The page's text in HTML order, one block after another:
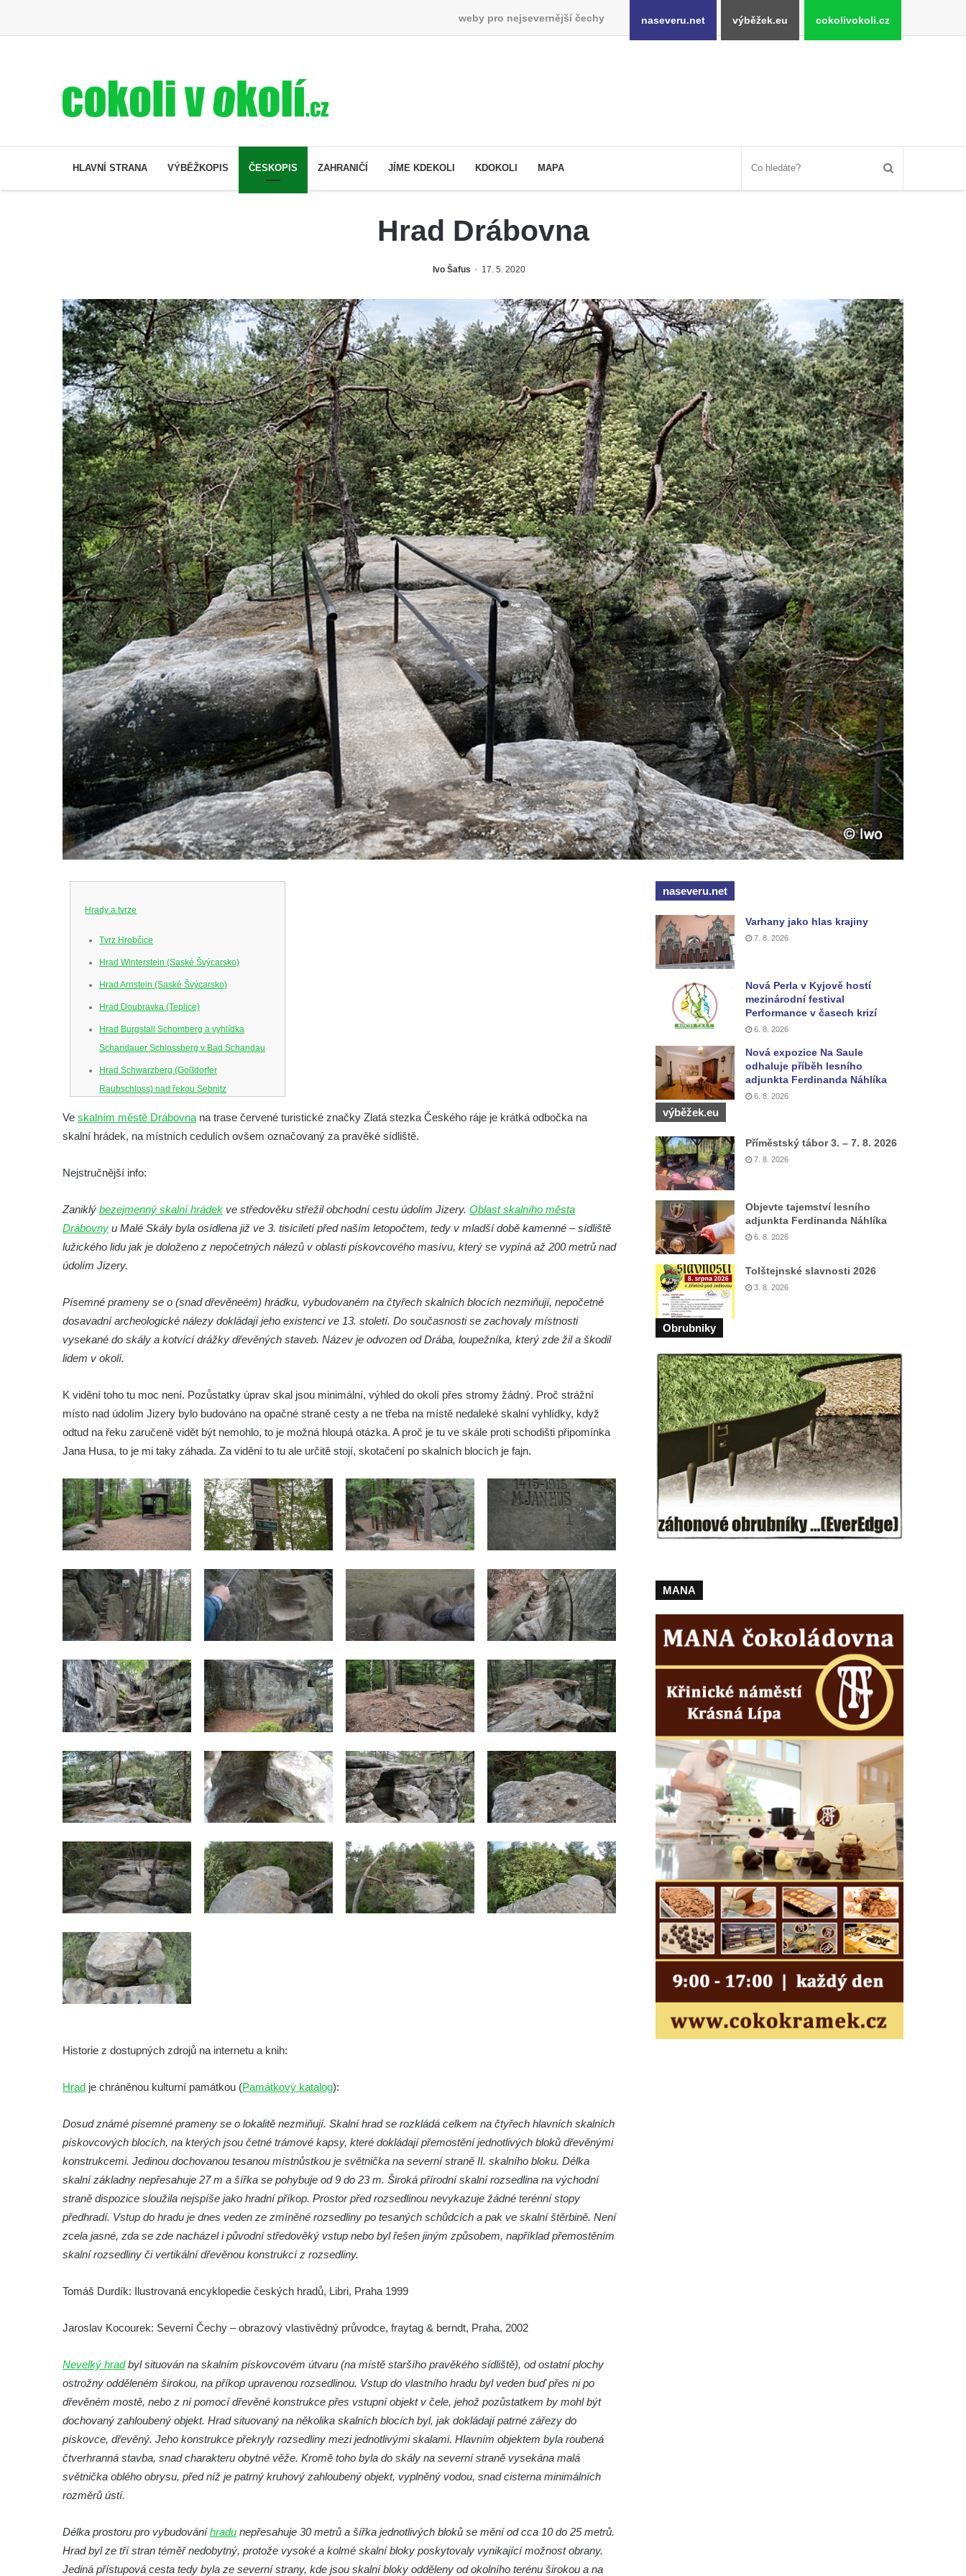
weby pro nejsevernější čechy naseveru.net výběžek.eu cokolivokoli.cz
HLAVNÍ STRANA VÝBĚŽKOPIS ČESKOPIS ZAHRANIČÍ JÍME KDEKOLI KDOKOLI MAPA
Hrad Drábovna
Ivo Šafus 17. 5. 2020
Hrady a tvrze
Tvrz Hrobčice
Hrad Winterstein (Saské Švýcarsko)
Hrad Arnstein (Saské Švýcarsko)
Hrad Doubravka (Teplice)
Hrad Burgstall Schomberg a vyhlídka
Schandauer Schlossberg v Bad Schandau
Hrad Schwarzberg (Goßdorfer
Raubschloss) nad řekou Sebnitz
Hrad Neurathen na Bastei
Hrad Šebín
Hrad Skalka u Vlastislavi
Tvrz Brozany nad Ohří
Hrad Košťálov
Tvrz Měrunice
Tvrz Kuřívody
Tvrz Tlustec (Velký Valtinov)
Hrad Litýš
Hrad Bezděz
Hrad Jezdec
Hrad Čap
Hrad Bradlec
Hrad Kumburk
Hrad Drábovna
Hrad Kvítkov
Hrad Milčany (Kickelsburg, nesprávně
Vítkovec)
Hrad Rybnov
Letohrádek Jíljov (Veilchenburg)
Hrad Větrov (Winterstein)
Hrad Blansko
Hrad Mojžíř
Hrad Gutštejn
Hrad Valečov
Hrad Valdštejn
Rousínovský hrádek
Vlčí hrádek
Hrad Švamberk (Krasíkov)
Hrad Štěpanice
Hrad Drábské světničky
Hrad Rotštejn
Hrad Klamorna
Hrad Starý Rybník (Altenteich)
Hrad Perštejn (Borschenstein)
Hrad Šumburk (Schönburg)
Hrad Ronov
Tvrz Stranné
Hrad Zbirohy
Hrad Hřídelík
Hrad Vrabinec
Hrad Starý Falkenburk
Hrad Milštejn
Hrad Panna
Hrad Hněvín
Hrad Hazmburk
Hrad Hungerberg
Hrad Hartenštejn
Hrad Děvín (u Hamru na Jezeře)
Hrad Fredevald (Pustý zámek) u České
Kamenice
Ve skalním městě Drábovna na trase červené turistické značky Zlatá stezka Českého ráje je krátká odbočka na
skalní hrádek, na místních cedulích ovšem označovaný za pravěké sídliště.
Nejstručnější info:
Zaniklý bezejmenný skalní hrádek ve středověku střežil obchodní cestu údolím Jizery. Oblast skalního města
Drábovny u Malé Skály byla osídlena již ve 3. tisíciletí před naším letopočtem, tedy v mladší době kamenné – sídliště
lužického lidu jak je doloženo z nepočetných nálezů v oblasti pískovcového masívu, který se vypíná až 200 metrů nad
údolím Jizery.
Písemné prameny se o (snad dřevěneém) hrádku, vybudovaném na čtyřech skalních blocích nezmiňují, nepočetné
dosavadní archeologické nálezy dokládají jeho existenci ve 13. století. Do současnosti se zachovaly místnosti
vysekané do skály a kotvící drážky dřevěných staveb. Název je odvozen od Drába, loupežníka, který zde žil a škodil
lidem v okolí.
K vidění toho tu moc není. Pozůstatky úprav skal jsou minimální, výhled do okolí přes stromy žádný. Proč strážní
místo nad údolím Jizery bylo budováno na opačné straně cesty a ne třeba na místě nedaleké skalní vyhlídky, když
odtud na řeku zaručeně vidět být nemohlo, to je možná hloupá otázka. A proč je tu ve skále proti schodišti připomínka
Jana Husa, to je mi taky záhada. Za vidění to tu ale určitě stojí, skotačení po skalních blocích je fajn.
Historie z dostupných zdrojů na internetu a knih:
Hrad je chráněnou kulturní památkou (Památkový katalog):
Dosud známé písemné prameny se o lokalitě nezmiňují. Skalní hrad se rozkládá celkem na čtyřech hlavních skalních
pískovcových blocích, na kterých jsou četné trámové kapsy, které dokládají přemostění jednotlivých bloků dřevěnými
konstrukcemi. Jedinou dochovanou tesanou místnůstkou je světnička na severní straně II. skalního bloku. Délka
skalní základny nepřesahuje 27 m a šířka se pohybuje od 9 do 23 m. Široká přírodní skalní rozsedlina na východní
straně dispozice sloužila nejspíše jako hradní příkop. Prostor před rozsedlinou nevykazuje žádné terénní stopy
předhradí. Vstup do hradu je dnes veden ze zmíněné rozsedliny po tesaných schůdcích a pak ve skalní štěrbině. Není
zcela jasné, zda se zde nacházel i původní středověký vstup nebo byl řešen jiným způsobem, například přemostěním
skalní rozsedliny či vertikální dřevěnou konstrukcí z rozsedliny.
Tomáš Durdík: Ilustrovaná encyklopedie českých hradů, Libri, Praha 1999
Jaroslav Kocourek: Severní Čechy – obrazový vlastivědný průvodce, fraytag & berndt, Praha, 2002
Nevelký hradbyl situován na skalním pískovcovém útvaru (na místě staršího pravěkého sídliště), od ostatní plochy
ostrožny odděleném širokou, na příkop upravenou rozsedlinou. Vstup do vlastního hradu byl veden buď přes ni po
dřevěném mostě, nebo z ní pomocí dřevěné konstrukce přes vstupní objekt v čele, jehož pozůstatkem by mohl být
dochovaný zahloubený objekt. Hrad situovaný na několika skalních blocích byl, jak dokládají patrné zářezy do
pískovce, dřevěný. Jeho konstrukce překryly rozsedliny mezi jednotlivými skalami. Hlavním objektem byla roubená
čtverhranná stavba, snad charakteru obytné věže. Kromě toho byla do skály na severní straně vysekána malá
světnička oblého obrysu, před níž je patrný kruhový zahloubený objekt, vyplněný vodou, snad cisterna minimálních
rozměrů ústí.
Délka prostoru pro vybudováníhradu nepřesahuje 30 metrů a šířka jednotlivých bloků se mění od cca 10 do 25 metrů.
Hrad byl ze tří stran téměř nedobytný, protože vysoké a kolmé skalní bloky poskytovaly vynikající možnost obrany.
Jediná přístupová cesta tedy byla ze severní strany, kde jsou skalní bloky odděleny od okolního terénu širokou a na
naseveru.net
Varhany jako hlas krajiny
7. 8. 2026
Nová Perla v Kyjově hostí
mezinárodní festival
Performance v časech krizí
6. 8. 2026
Nová expozice Na Saule
odhaluje příběh lesního
adjunkta Ferdinanda Náhlíka
6. 8. 2026
výběžek.eu
Příměstský tábor 3. – 7. 8. 2026
7. 8. 2026
Objevte tajemství lesního
adjunkta Ferdinanda Náhlíka
6. 8. 2026
Tolštejnské slavnosti 2026
3. 8. 2026
Obrubniky
MANA